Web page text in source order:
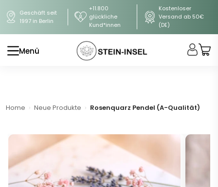
Geschäft seit
1997 in Berlin
+11.800
glückliche
Kund*innen
Kostenloser
Versand ab 50€
(DE)
Menü
Home Neue Produkte Rosenquarz Pendel (A-Qualität)